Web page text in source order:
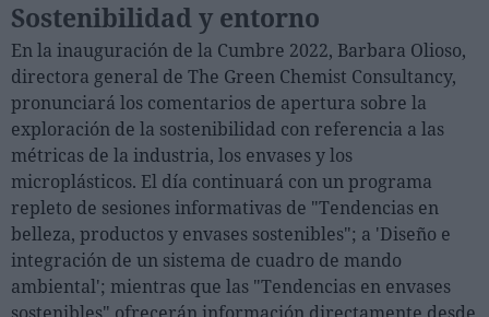
Sostenibilidad y entorno
En la inauguración de la Cumbre 2022, Barbara Olioso,
directora general de The Green Chemist Consultancy,
pronunciará los comentarios de apertura sobre la
exploración de la sostenibilidad con referencia a las
métricas de la industria, los envases y los
microplásticos. El día continuará con un programa
repleto de sesiones informativas de "Tendencias en
belleza, productos y envases sostenibles"; a 'Diseño e
integración de un sistema de cuadro de mando
ambiental'; mientras que las "Tendencias en envases